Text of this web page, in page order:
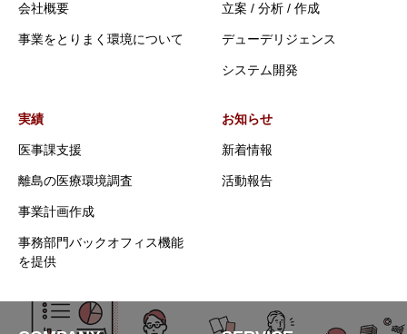
会社概要
事業をとりまく環境について
立案 / 分析 / 作成
デューデリジェンス
システム開発
実績
医事課支援
離島の医療環境調査
事業計画作成
事務部門バックオフィス機能
を提供
お知らせ
新着情報
活動報告